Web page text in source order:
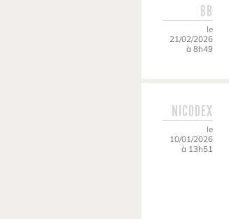
BB
le
21/02/2026
à 8h49
NICODEX
le
10/01/2026
à 13h51